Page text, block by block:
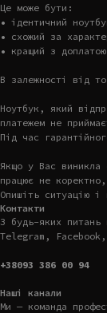
Це може бути:
• ідентичний
• схожий за
• кращий з
В залежності від
Ноутбук, який
платежем не
Під час
Якщо у Вас виникла
працює не
Опишіть ситуацію і
Контакти
З будь-яких питань
Telegram,
+38093 386 00 94
Наші канали
Ми — команда